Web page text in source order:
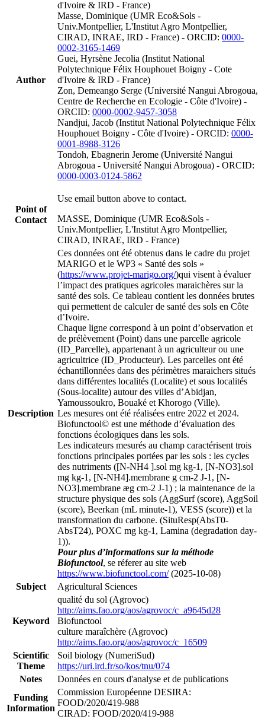
Author
d'Ivoire & IRD - France)
Masse, Dominique (UMR Eco&Sols -
Univ.Montpellier, L'Institut Agro Montpellier,
CIRAD, INRAE, IRD - France) - ORCID: 0000-
0002-3165-1469
Guei, Hyrsène Jecolia (Institut National
Polytechnique Félix Houphouet Boigny - Cote
d'Ivoire & IRD - France)
Zon, Demeango Serge (Université Nangui Abrogoua,
Centre de Recherche en Ecologie - Côte d'Ivoire) -
ORCID: 0000-0002-9457-3058
Nandjui, Jacob (Institut National Polytechnique Félix
Houphouet Boigny - Côte d'Ivoire) - ORCID: 0000-
0001-8988-3126
Tondoh, Ebagnerin Jerome (Université Nangui
Abrogoua - Université Nangui Abrogoua) - ORCID:
0000-0003-0124-5862
Point of
Contact
Use email button above to contact.
MASSE, Dominique (UMR Eco&Sols -
Univ.Montpellier, L'Institut Agro Montpellier,
CIRAD, INRAE, IRD - France)
Description
Ces données ont été obtenus dans le cadre du projet
MARIGO et le WP3 « Santé des sols »
(https://www.projet-marigo.org/)qui visent à évaluer
l’impact des pratiques agricoles maraichères sur la
santé des sols. Ce tableau contient les données brutes
qui permettent de calculer de santé des sols en Côte
d’Ivoire.
Chaque ligne correspond à un point d’observation et
de prélèvement (Point) dans une parcelle agricole
(ID_Parcelle), appartenant à un agriculteur ou une
agricultrice (ID_Producteur). Les parcelles ont été
échantillonnées dans des périmètres maraichers situés
dans différentes localités (Localite) et sous localités
(Sous-localite) autour des villes d’Abidjan,
Yamoussoukro, Bouaké et Khorogo (Ville).
Les mesures ont été réalisées entre 2022 et 2024.
Biofunctool© est une méthode d’évaluation des
fonctions écologiques dans les sols.
Les indicateurs mesurés au champ caractérisent trois
fonctions principales portées par les sols : les cycles
des nutriments ([N-NH4 ].sol mg kg-1, [N-NO3].sol
mg kg-1, [N-NH4].membrane g cm-2 J-1, [N-
NO3].membrane æg cm-2 J-1) ; la maintenance de la
structure physique des sols (AggSurf (score), AggSoil
(score), Beerkan (mL minute-1), VESS (score)) et la
transformation du carbone. (SituResp(AbsT0-
AbsT24), POXC mg kg-1, Lamina (degradation day-
1)).
Pour plus d’informations sur la méthode
Biofunctool, se réferer au site web
https://www.biofunctool.com/(2025-10-08)
Subject
Agricultural Sciences
Keyword
qualité du sol (Agrovoc)
http://aims.fao.org/aos/agrovoc/c_a9645d28
Biofunctool
culture maraîchère (Agrovoc)
http://aims.fao.org/aos/agrovoc/c_16509
Scientific
Theme
Soil biology (NumeriSud)
https://uri.ird.fr/so/kos/tnu/074
Notes
Données en cours d'analyse et de publications
Funding
Information
Commission Européenne DESIRA:
FOOD/2020/419-988
CIRAD: FOOD/2020/419-988